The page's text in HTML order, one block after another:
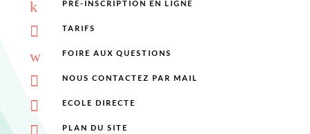
k PRÉ-INSCRIPTION EN LIGNE
 TARIFS
w FOIRE AUX QUESTIONS
 NOUS CONTACTEZ PAR MAIL
 ECOLE DIRECTE
PLAN DU SITE